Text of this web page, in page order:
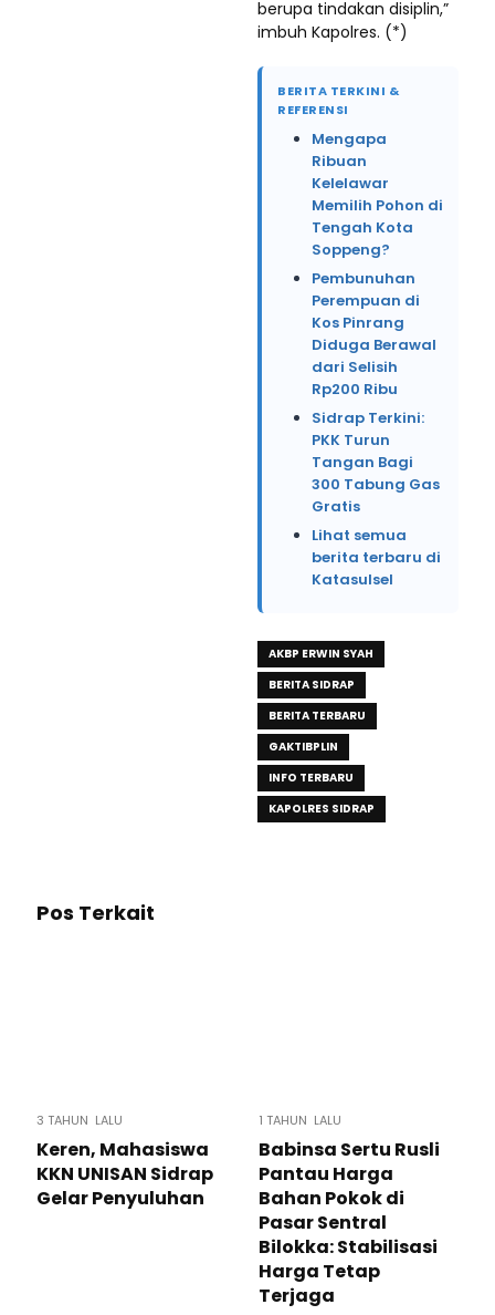
berupa tindakan disiplin,”
imbuh Kapolres. (*)
BERITA TERKINI &
REFERENSI
Mengapa
Ribuan
Kelelawar
Memilih Pohon di
Tengah Kota
Soppeng?
Pembunuhan
Perempuan di
Kos Pinrang
Diduga Berawal
dari Selisih
Rp200 Ribu
Sidrap Terkini:
PKK Turun
Tangan Bagi
300 Tabung Gas
Gratis
Lihat semua
berita terbaru di
Katasulsel
AKBP ERWIN SYAH
BERITA SIDRAP
BERITA TERBARU
GAKTIBPLIN
INFO TERBARU
KAPOLRES SIDRAP
Pos Terkait
3 TAHUN LALU
Keren, Mahasiswa
KKN UNISAN Sidrap
Gelar Penyuluhan
1 TAHUN LALU
Babinsa Sertu Rusli
Pantau Harga
Bahan Pokok di
Pasar Sentral
Bilokka: Stabilisasi
Harga Tetap
Terjaga